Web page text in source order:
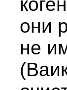
они
не